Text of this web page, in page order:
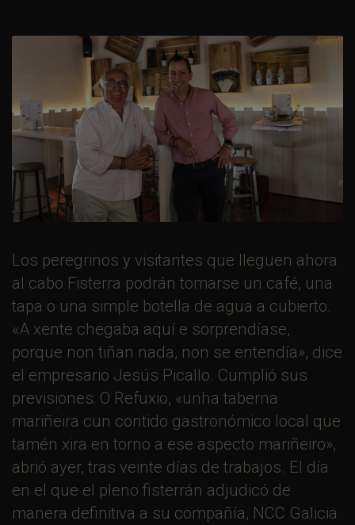
Los peregrinos y visitantes que lleguen ahora
al cabo Fisterra podrán tomarse un café, una
tapa o una simple botella de agua a cubierto.
«A xente chegaba aquí e sorprendíase,
porque non tiñan nada, non se entendía», dice
el empresario Jesús Picallo. Cumplió sus
previsiones: O Refuxio, «unha taberna
mariñeira cun contido gastronómico local que
tamén xira en torno a ese aspecto mariñeiro»,
abrió ayer, tras veinte días de trabajos. El día
en el que el pleno fisterrán adjudicó de
manera definitiva a su compañía, NCC Galicia